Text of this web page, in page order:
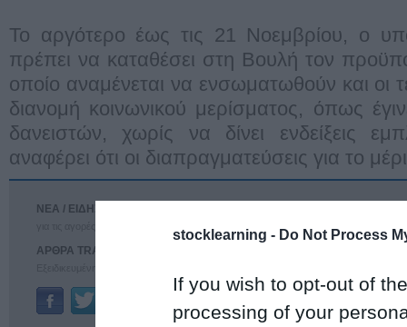
stocklearning - Do Not Process
If you wish to opt-out of
processing of your
Το αργότερο έως τις 21 Νοεμβρίου, ο
πρέπει να καταθέσει στη Βουλή τον
οποίο αναμένεται να ενσωματωθούν και οι
διανομή κοινωνικού μερίσματος, όπως
δανειστών, χωρίς να δίνει ενδείξεις
αναφέρει ότι οι διαπραγματεύσεις για το
ΝΕΑ / ΕΙΔΗΣΕΙΣ
ΑΡΘΡΑ TRADERS'